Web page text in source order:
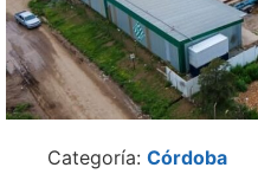
Categoría: Córdoba